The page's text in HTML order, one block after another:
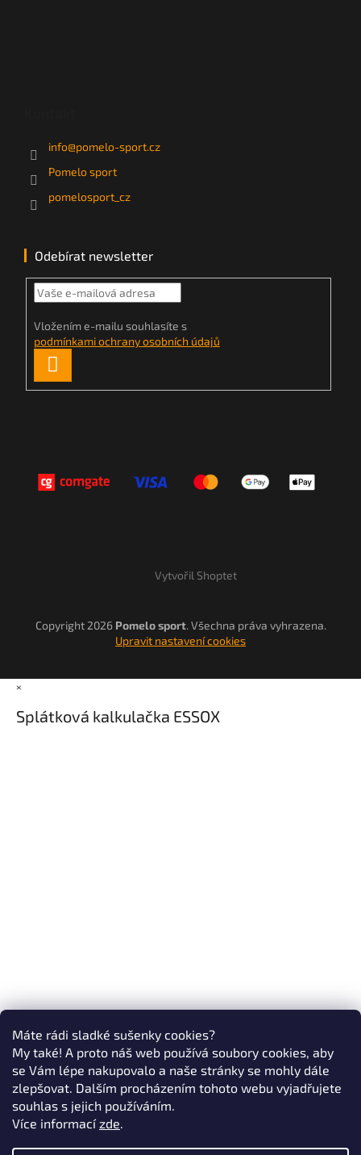
Máte rádi sladké sušenky cookies?
My také! A proto náš web používá soubory cookies, aby
se Vám lépe nakupovalo a naše stránky se mohly dále
zlepšovat. Dalším procházením tohoto webu vyjadřujete
souhlas s jejich používáním.
Více informacízde.
info@pomelo-sport.cz
Pomelo sport
pomelosport_cz
Odebírat newsletter
Vložením e-mailu souhlasíte s
podmínkami ochrany osobních údajů
SE
Vytvořil Shoptet
Copyright 2026 Pomelo sport. Všechna práva vyhrazena.
Upravit nastavení cookies
×
Splátková kalkulačka ESSOX